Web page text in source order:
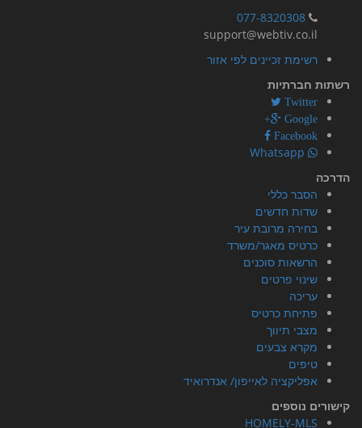
support@webtiv.co.il
רשימת זכיינים לפי אזור
רשתות חברתיות
Twitter
Google+
Facebook
הדרכה
הסבר כללי
שדות חדשים
בחירה מרובת עיר
כרטיס מאגר/משרד
הרשאות סוכנים
שינוי פרטים
עריכה
פתיחת כרטיס
מצבי תיווך
מקרא צבעים
טיפים
אפליקציה לאייפון/ אנדרואיד
קישורים נוספים
HOMELY-MLS